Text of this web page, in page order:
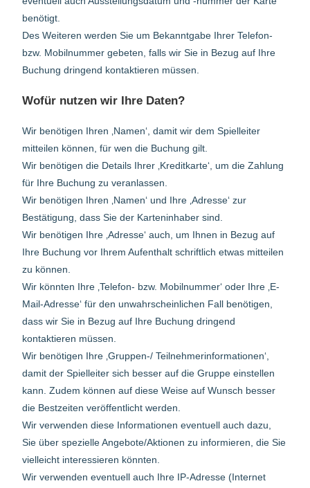
benötigt.
Des Weiteren werden Sie um Bekanntgabe Ihrer Telefon-
bzw. Mobilnummer gebeten, falls wir Sie in Bezug auf Ihre
Buchung dringend kontaktieren müssen.
Wofür nutzen wir Ihre Daten?
Wir benötigen Ihren ‚Namen‘, damit wir dem Spielleiter
mitteilen können, für wen die Buchung gilt.
Wir benötigen die Details Ihrer ‚Kreditkarte‘, um die Zahlung
für Ihre Buchung zu veranlassen.
Wir benötigen Ihren ‚Namen‘ und Ihre ‚Adresse‘ zur
Bestätigung, dass Sie der Karteninhaber sind.
Wir benötigen Ihre ‚Adresse‘ auch, um Ihnen in Bezug auf
Ihre Buchung vor Ihrem Aufenthalt schriftlich etwas mitteilen
zu können.
Wir könnten Ihre ‚Telefon- bzw. Mobilnummer‘ oder Ihre ‚E-
Mail-Adresse‘ für den unwahrscheinlichen Fall benötigen,
dass wir Sie in Bezug auf Ihre Buchung dringend
kontaktieren müssen.
Wir benötigen Ihre ‚Gruppen-/ Teilnehmerinformationen‘,
damit der Spielleiter sich besser auf die Gruppe einstellen
kann. Zudem können auf diese Weise auf Wunsch besser
die Bestzeiten veröffentlicht werden.
Wir verwenden diese Informationen eventuell auch dazu,
Sie über spezielle Angebote/Aktionen zu informieren, die Sie
vielleicht interessieren könnten.
Wir verwenden eventuell auch Ihre IP-Adresse (Internet